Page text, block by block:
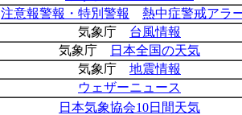
注意報警報・特別警報
熱中症警戒アラ
気象庁 台風情報
気象庁
日本全国の天気
気象庁 地震情報
ウェザーニュース
日本気象協会10日間天気